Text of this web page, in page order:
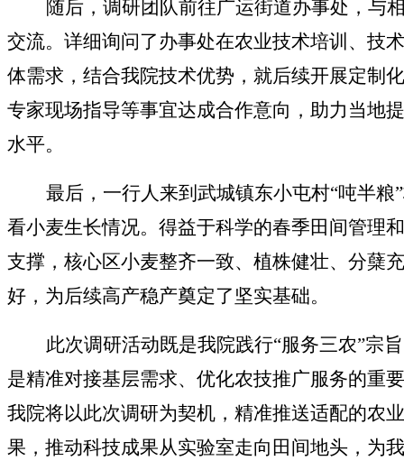
随后，调研团队前往广运街道办事处，与
交流。详细询问了办事处在农业技术培训、技
体需求，结合我院技术优势，就后续开展定制
专家现场指导等事宜达成合作意向，助力当地
水平。
最后，一行人来到武城镇东小屯村“吨半粮
看小麦生长情况。得益于科学的春季田间管理
支撑，核心区小麦整齐一致、植株健壮、分蘖
好，为后续高产稳产奠定了坚实基础。
此次调研活动既是我院践行“服务三农”宗
是精准对接基层需求、优化农技推广服务的重
我院将以此次调研为契机，精准推送适配的农
果，推动科技成果从实验室走向田间地头，为